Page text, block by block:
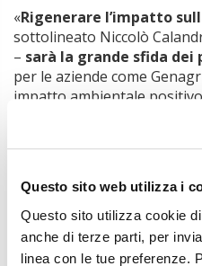
Questo sito web utilizza i
Questo sito utilizza cookie
anche di terze parti, per
linea con le tue preferenze.
«Rigenerare l’impatto
sottolineato Niccolò
– sarà la grande sfida dei
per le aziende come
impatto ambientale
ottenere un risultato
misurare lo “stato di
tecnologia avrà un ruolo
dati confrontabili in tempi
estendere i 500 ettari in
2023, coinvolgendo
mettere a fattor comune